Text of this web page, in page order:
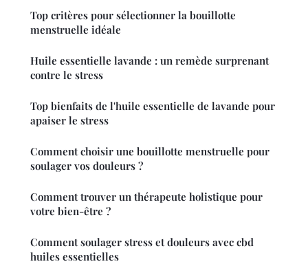
Top critères pour sélectionner la bouillotte
menstruelle idéale
Huile essentielle lavande : un remède surprenant
contre le stress
Top bienfaits de l'huile essentielle de lavande pour
apaiser le stress
Comment choisir une bouillotte menstruelle pour
soulager vos douleurs ?
Comment trouver un thérapeute holistique pour
votre bien-être ?
Comment soulager stress et douleurs avec cbd
huiles essentielles